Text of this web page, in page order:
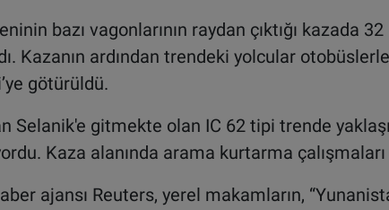
bazı vagonlarının raydan çıktığı kazada
Kazanın ardından trendeki yolcular
götürüldü.
Selanik'e gitmekte olan IC 62 tipi trende
Kaza alanında arama kurtarma
ajansı Reuters, yerel makamların,